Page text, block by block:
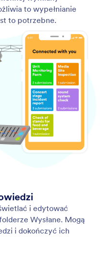
emails to people
forms. Add
content, set up a
required.